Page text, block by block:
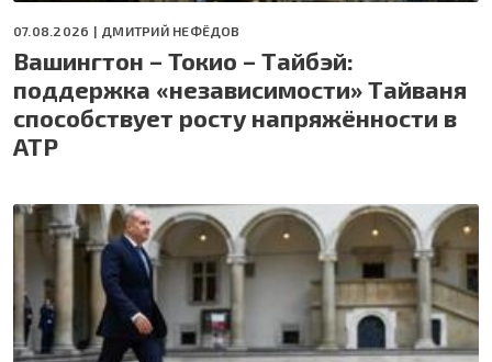
07.08.2026 | ДМИТРИЙ НЕФЁДОВ
Вашингтон – Токио – Тайбэй:
поддержка «независимости» Тайваня
способствует росту напряжённости в
АТР